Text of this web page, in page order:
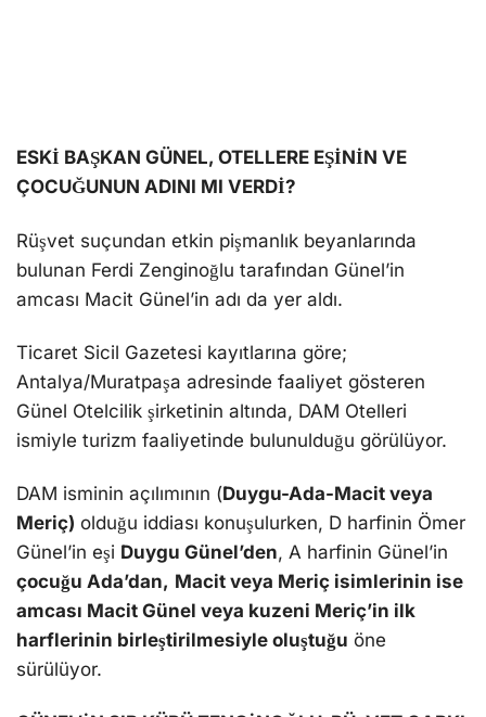
Meriç)olduğu iddiası konuşulurken, D harfinin Ömer
Günel’in eşiDuygu Günel’den, A harfinin Günel’in
amcası Macit Günel veya kuzeni Meriç’in ilk
harflerinin birleştirilmesiyle oluştuğuöne
sürülüyor.
GÜNEL’İN SIR KÜPÜ ZENGİNOĞLU, RÜŞVET ÇARKI
İDDİASINI AYRINTILARIYLA ANLATTI
Ömer Günel’in sır küpü Zenginoğlu etkin pişmanlık
ileri taşıyarak, “İmarda kazanılan paraların Ömer
Günel’in Antalya’da yaşayan amcası Macit
Günel’e aktarıldığı, otel yatırımlarıyla bu paranın
sisteme sokulduğunu, Macit Günel’in hesapları
incelendiğinde bu durumun gözükeceğini “,
açıkladı.